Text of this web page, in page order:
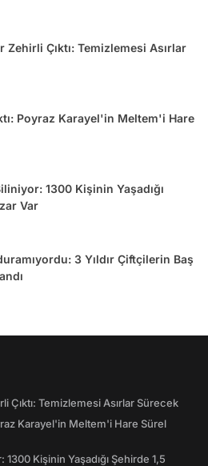
Zehirli Çıktı: Temizlemesi Asırlar
Poyraz Karayel'in Meltem'i Hare
1300 Kişinin Yaşadığı
Var
3 Yıldır Çiftçilerin Baş
Çıktı: Temizlemesi Asırlar Sürecek
Karayel'in Meltem'i Hare Sürel
Kişinin Yaşadığı Şehirde 1,5